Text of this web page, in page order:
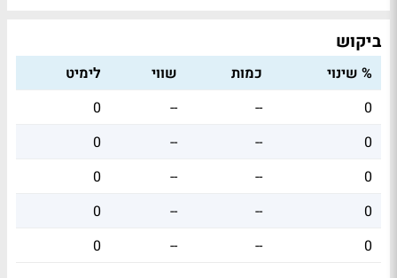
ביקוש
% שינוי כמות שווי
לימיט
0
--
--
0
0
--
--
0
0
--
--
0
0
--
--
0
0
--
--
0